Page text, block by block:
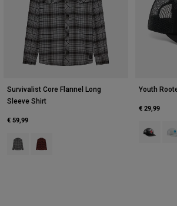
Survivalist Core Flannel Long
Sleeve Shirt
€ 59,99
Product swatch type of Stahlgrau.
Product swatch type of Amber Scarlet.
Youth
€ 29,99
Product